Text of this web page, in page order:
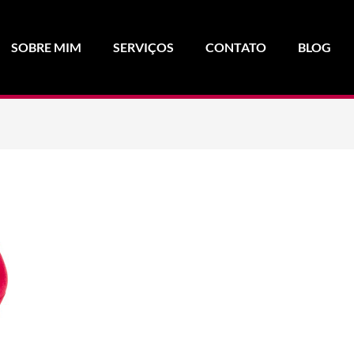
SOBRE MIM SERVIÇOS CONTATO BLOG